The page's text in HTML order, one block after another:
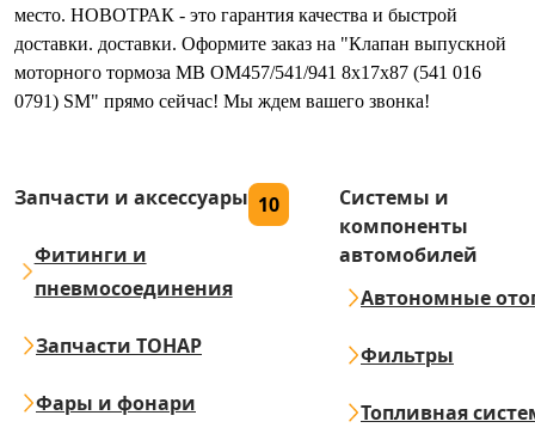
место. НОВОТРАК - это гарантия качества и быстрой
доставки. доставки. Оформите заказ на "Клапан выпускной
моторного тормоза MB OM457/541/941 8x17x87 (541 016
0791) SM" прямо сейчас! Мы ждем вашего звонка!
Запчасти и аксессуары 10
Фитинги и
пневмосоединения
Запчасти ТОНАР
Фары и фонари
Системы и
компоненты
автомобилей
Автономные
Фильтры
Топливная